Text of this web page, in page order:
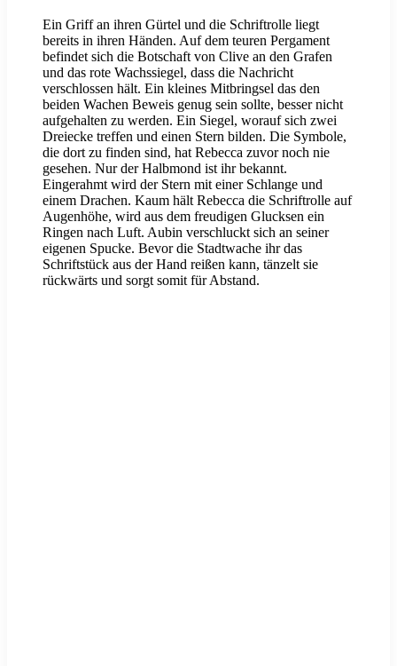
Ein Griff an ihren Gürtel und die Schriftrolle liegt
bereits in ihren Händen. Auf dem teuren Pergament
befindet sich die Botschaft von Clive an den Grafen
und das rote Wachssiegel, dass die Nachricht
verschlossen hält. Ein kleines Mitbringsel das den
beiden Wachen Beweis genug sein sollte, besser nicht
aufgehalten zu werden. Ein Siegel, worauf sich zwei
Dreiecke treffen und einen Stern bilden. Die Symbole,
die dort zu finden sind, hat Rebecca zuvor noch nie
gesehen. Nur der Halbmond ist ihr bekannt.
Eingerahmt wird der Stern mit einer Schlange und
einem Drachen. Kaum hält Rebecca die Schriftrolle auf
Augenhöhe, wird aus dem freudigen Glucksen ein
Ringen nach Luft. Aubin verschluckt sich an seiner
eigenen Spucke. Bevor die Stadtwache ihr das
Schriftstück aus der Hand reißen kann, tänzelt sie
rückwärts und sorgt somit für Abstand.